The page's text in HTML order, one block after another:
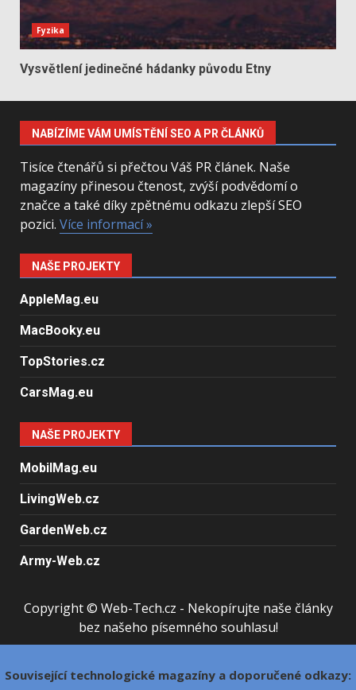
Fyzika
Vysvětlení jedinečné hádanky původu Etny
NABÍZÍME VÁM UMÍSTĚNÍ SEO A PR ČLÁNKŮ
Tisíce čtenářů si přečtou Váš PR článek. Naše
magazíny přinesou čtenost, zvýší podvědomí o
značce a také díky zpětnému odkazu zlepší SEO
pozici. Více informací »
NAŠE PROJEKTY
AppleMag.eu
MacBooky.eu
TopStories.cz
CarsMag.eu
NAŠE PROJEKTY
MobilMag.eu
LivingWeb.cz
GardenWeb.cz
Army-Web.cz
Copyright © Web-Tech.cz - Nekopírujte naše články
bez našeho písemného souhlasu!
Související technologické magazíny a doporučené odkazy: